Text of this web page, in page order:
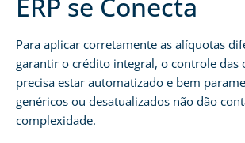
Para aplicar corretamente as alíquotas
garantir o crédito integral, o controle das
precisa estar automatizado e bem
genéricos ou desatualizados não dão
complexidade.